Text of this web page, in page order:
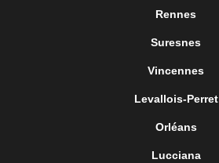
Rennes
Suresnes
Vincennes
Levallois-Perret
Orléans
Lucciana